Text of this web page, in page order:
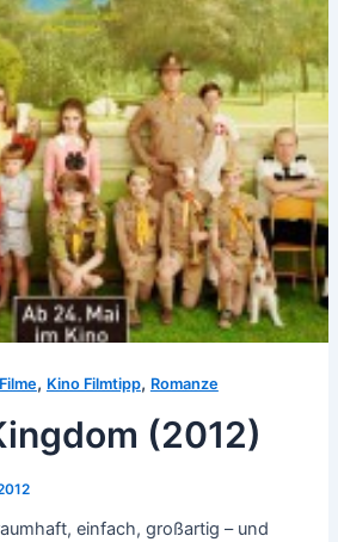
, Kino Filmtipp, Romanze
(2012)
einfach, großartig – und